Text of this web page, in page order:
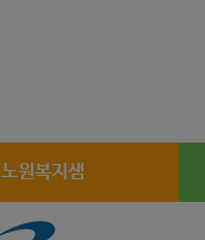
노원복지샘